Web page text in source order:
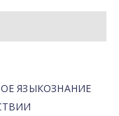
ЯЗЫКОЗНАНИЕ